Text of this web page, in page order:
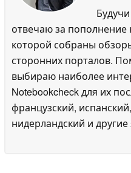
отвечаю за
которой собраны
сторонних порталов.
выбираю наиболее
Notebookcheck для их
французский,
нидерландский и другие